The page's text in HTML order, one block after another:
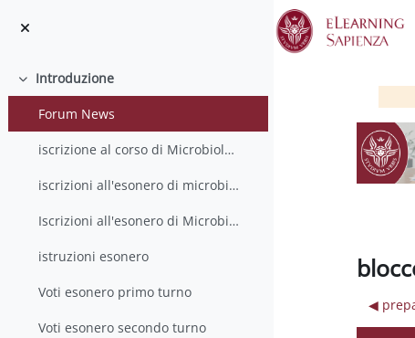
Minimizza
Introduzione
Forum News
iscrizione al corso di Microbiologia 21/22
iscrizioni all'esonero di microbiologia (primo turno)
Iscrizioni all'esonero di Microbiologia (secondo turno)
istruzioni esonero
Voti esonero primo turno
Voti esonero secondo turno
◀︎